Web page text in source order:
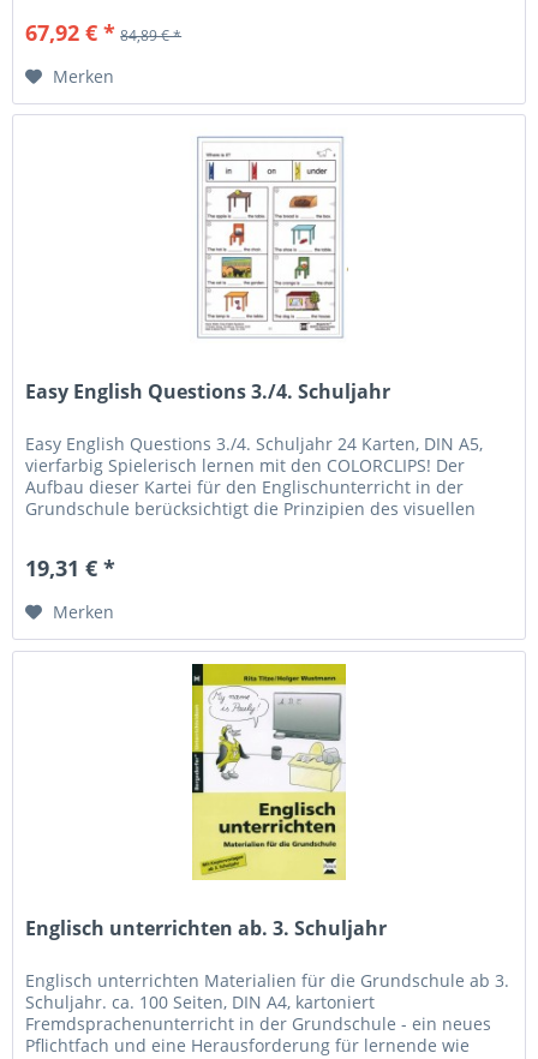
67,92 € * 84,89 € *
Merken
Easy English Questions 3./4. Schuljahr
Easy English Questions 3./4. Schuljahr 24 Karten, DIN A5,
vierfarbig Spielerisch lernen mit den COLORCLIPS! Der
Aufbau dieser Kartei für den Englischunterricht in der
Grundschule berücksichtigt die Prinzipien des visuellen
19,31 € *
Merken
Englisch unterrichten ab. 3. Schuljahr
Englisch unterrichten Materialien für die Grundschule ab 3.
Schuljahr. ca. 100 Seiten, DIN A4, kartoniert
Fremdsprachenunterricht in der Grundschule - ein neues
Pflichtfach und eine Herausforderung für lernende wie